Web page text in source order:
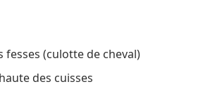
fesses (culotte de cheval)
des cuisses